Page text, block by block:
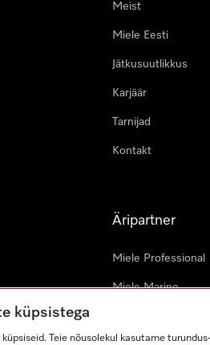
Meist
Miele Eesti
Jätkusuutlikkus
Karjäär
Tarnijad
Kontakt
Äripartner
Miele Professional
Miele Marine
küpsistega
Teie nõusolekul kasutame